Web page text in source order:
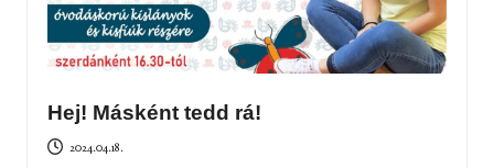
Hej! Másként tedd rá!
2024.04.18.